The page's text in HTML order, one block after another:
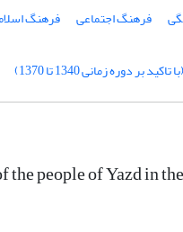
فرهنگ اجتماعی فرهنگ
دوره زمانی 1340 تا 1370)
people of Yazd in